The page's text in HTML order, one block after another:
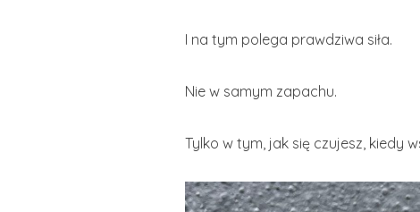
I na tym polega prawdziwa siła.
Nie w samym zapachu.
Tylko w tym, jak się czujesz, kiedy